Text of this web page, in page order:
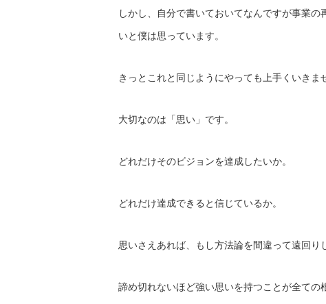
しかし、自分で書いておいてなんですが事業
いと僕は思っています。
きっとこれと同じようにやっても上手くいきま
大切なのは「思い」です。
どれだけそのビジョンを達成したいか。
どれだけ達成できると信じているか。
思いさえあれば、もし方法論を間違って遠回り
諦め切れないほど強い思いを持つことが全ての